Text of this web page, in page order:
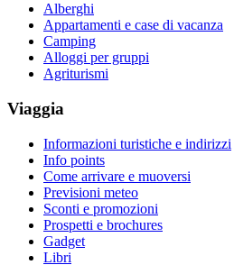
Alberghi
Appartamenti e case di vacanza
Camping
Alloggi per gruppi
Agriturismi
Viaggia
Informazioni turistiche e indirizzi
Info points
Come arrivare e muoversi
Previsioni meteo
Sconti e promozioni
Prospetti e brochures
Gadget
Libri